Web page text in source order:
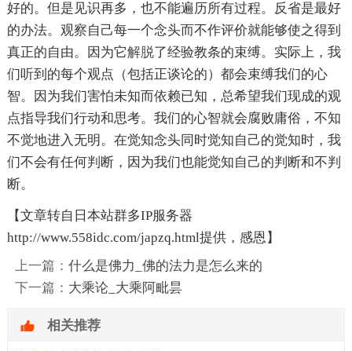
好的。但是见识再多，也不能遍历所有过程。反省是最好
的办法。观察自己每一个念头而不作评价就能够使之得到
真正的自由。因为它解脱了经验教条的束缚。实际上，我
们听到的每个观点（包括正谈论的）都会束缚我们的心
智。因为我们害怕未知而依赖已知，总希望我们现成的观
点指导我们行动和思考。我们的心智就会腐败庸俗，不知
不觉地进入无明。在觉知念头同时觉知自己的觉知时，我
们不会有任何判断，因为我们也能觉知自己的判断和不判
断。
【文章转自日本站群多IP服务器
http://www.558idc.com/japzq.html提供，感恩】
上一篇： 什么是佛力_佛的法力是怎么来的
下一篇： 大乘论_大乘阿毗昙
相关推荐